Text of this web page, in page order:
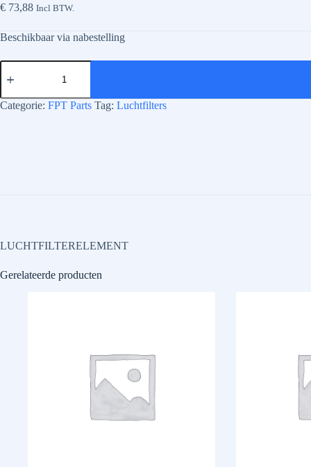
€ 73,88 Incl BTW.
Beschikbaar via nabestelling
8041642
AIR
aantal
Categorie: FPT Parts Tag: Luchtfilters
LUCHTFILTERELEMENT
Gerelateerde producten